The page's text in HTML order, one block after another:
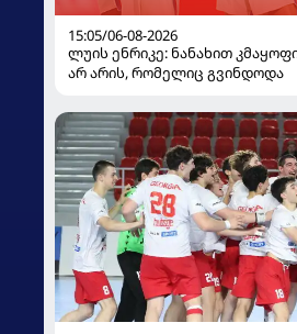
15:05/06-08-2026
ლუის ენრიკე: ნანახით
არ არის, რომელიც გვინდოდა